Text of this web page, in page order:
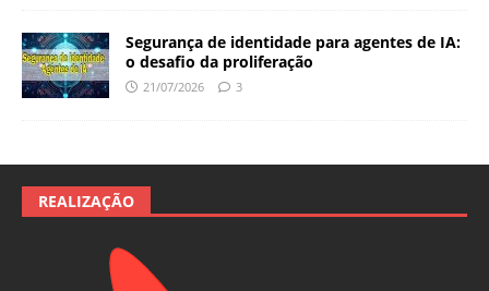
Segurança de identidade para agentes de IA:
o desafio da proliferação
21/07/2026 3
REALIZAÇÃO